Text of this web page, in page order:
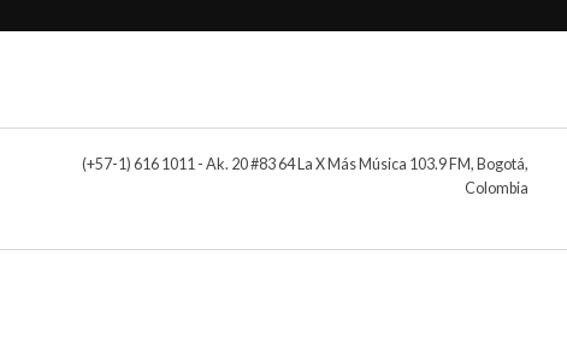
(+57-1) 616 1011 - Ak. 20 #83 64 La X Más Música 103.9 FM, Bogotá,
Colombia